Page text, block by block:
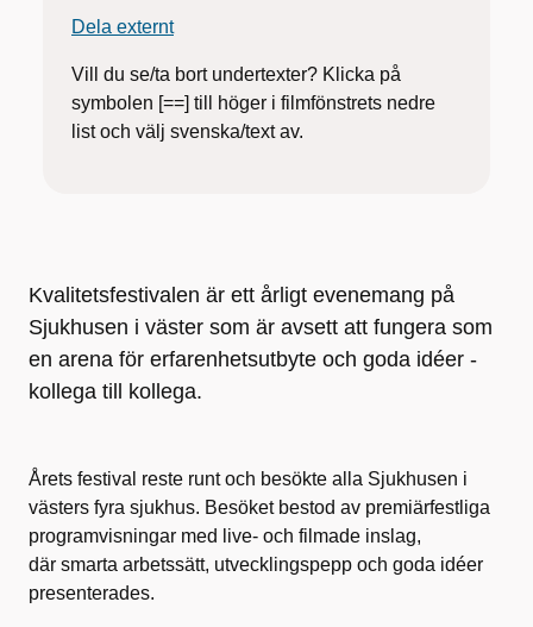
Dela externt
Vill du se/ta bort undertexter? Klicka på
symbolen [==] till höger i filmfönstrets nedre
list och välj svenska/text av.
Kvalitetsfestivalen är ett årligt evenemang på
Sjukhusen i väster som är avsett att fungera som
en arena för erfarenhetsutbyte och goda idéer -
kollega till kollega.
Årets festival reste runt och besökte alla Sjukhusen i
västers fyra sjukhus. Besöket bestod av premiärfestliga
programvisningar med live- och filmade inslag,
där smarta arbetssätt, utvecklingspepp och goda idéer
presenterades.